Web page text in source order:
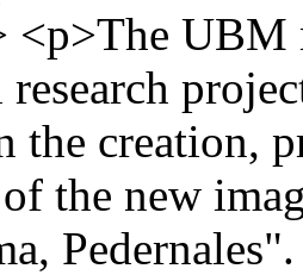
<p>The UBM
the creation,
the new